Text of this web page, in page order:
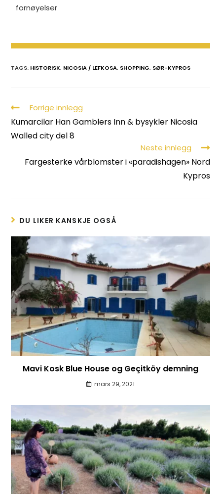
fornøyelser
TAGS: HISTORISK, NICOSIA / LEFKOSA, SHOPPING, SØR-KYPROS
Forrige innlegg
Kumarcilar Han Gamblers Inn & bysykler Nicosia
Walled city del 8
Neste innlegg
Fargesterke vårblomster i «paradishagen» Nord
Kypros
DU LIKER KANSKJE OGSÅ
Mavi Kosk Blue House og Geçitköy demning
mars 29, 2021